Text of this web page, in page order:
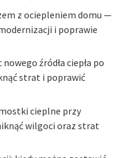
z ociepleniem domu —
i poprawie
źródła ciepła po
strat i poprawić
cieplne przy
wilgoci oraz strat